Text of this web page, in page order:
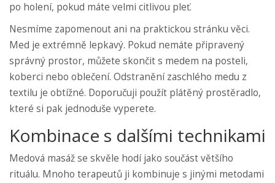
po holení, pokud máte velmi citlivou pleť.
Nesmíme zapomenout ani na praktickou stránku věci.
Med je extrémně lepkavý. Pokud nemáte připravený
správný prostor, můžete skončit s medem na posteli,
koberci nebo oblečení. Odstranění zaschlého medu z
textilu je obtížné. Doporučuji použít plátěný prostěradlo,
které si pak jednoduše vyperete.
Kombinace s dalšími technikami
Medová masáž se skvěle hodí jako součást většího
rituálu. Mnoho terapeutů ji kombinuje s jinými metodami